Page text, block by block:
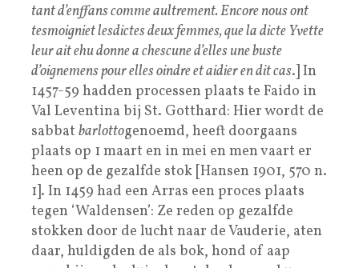
tant d’enffans comme aultrement. Encore nous ont
tesmoigniet lesdictes deux femmes, que la dicte Yvette
leur ait ehu donne a chescune d’elles une buste
d’oignemens pour elles oindre et aidier en dit cas.] In
1457-59 hadden processen plaats te Faido in
Val Leventina bij St. Gotthard: Hier wordt de
sabbat barlottogenoemd, heeft doorgaans
plaats op 1 maart en in mei en men vaart er
heen op de gezalfde stok [Hansen 1901, 570 n.
1]. In 1459 had een Arras een proces plaats
tegen ‘Waldensen’: Ze reden op gezalfde
stokken door de lucht naar de Vauderie, aten
daar, huldigden de als bok, hond of aap